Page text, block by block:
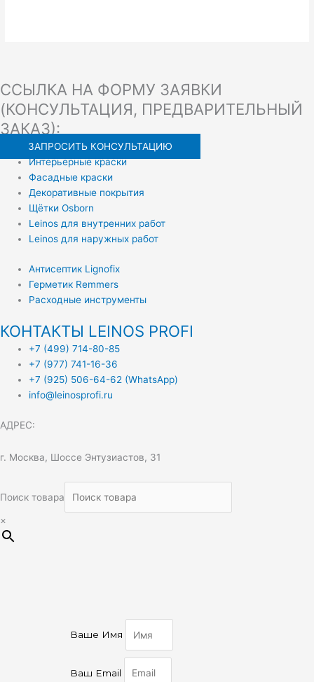
ССЫЛКА НА ФОРМУ ЗАЯВКИ
(КОНСУЛЬТАЦИЯ, ПРЕДВАРИТЕЛЬНЫЙ
ЗАКАЗ):
ЗАПРОСИТЬ КОНСУЛЬТАЦИЮ
Интерьерные краски
Фасадные краски
Декоративные покрытия
Щётки Osborn
Leinos для внутренних работ
Leinos для наружных работ
Антисептик Lignofix
Герметик Remmers
Расходные инструменты
КОНТАКТЫ LEINOS PROFI
+7 (499) 714-80-85
+7 (977) 741-16-36
+7 (925) 506-64-62 (WhatsApp)
info@leinosprofi.ru
АДРЕС:
г. Москва, Шоссе Энтузиастов, 31
Поиск товара
×
Ваше Имя
Ваш Email